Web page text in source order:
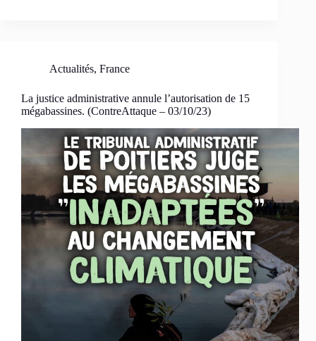
Actualités, France
La justice administrative annule l’autorisation de 15
mégabassines. (ContreAttaque – 03/10/23)